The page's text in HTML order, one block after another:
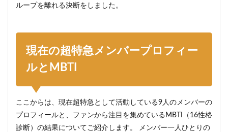
ループを離れる決断をしました。
現在の超特急メンバープロフィー
ルとMBTI
ここからは、現在超特急として活動している9人のメンバーの
プロフィールと、ファンから注目を集めているMBTI（16性格
診断）の結果についてご紹介します。 メンバー一人ひとりの